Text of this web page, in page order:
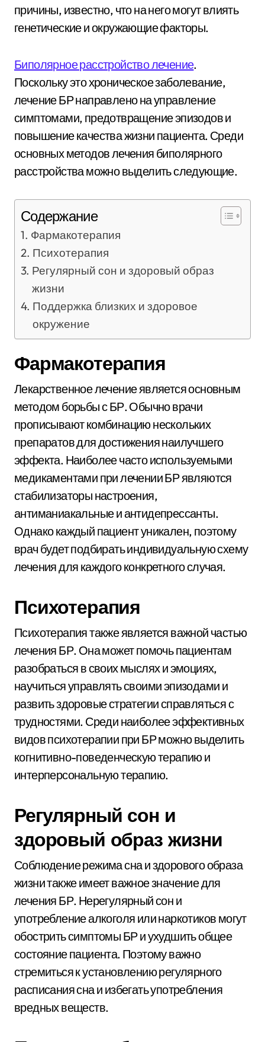
причины, известно, что на него могут влиять
генетические и окружающие факторы.
Биполярное расстройство лечение.
Поскольку это хроническое заболевание,
лечение БР направлено на управление
симптомами, предотвращение эпизодов и
повышение качества жизни пациента. Среди
основных методов лечения биполярного
расстройства можно выделить следующие.
Содержание
Фармакотерапия
Психотерапия
Регулярный сон и здоровый образ
жизни
Поддержка близких и здоровое
окружение
Фармакотерапия
Лекарственное лечение является основным
методом борьбы с БР. Обычно врачи
прописывают комбинацию нескольких
препаратов для достижения наилучшего
эффекта. Наиболее часто используемыми
медикаментами при лечении БР являются
стабилизаторы настроения,
антиманиакальные и антидепрессанты.
Однако каждый пациент уникален, поэтому
врач будет подбирать индивидуальную схему
лечения для каждого конкретного случая.
Психотерапия
Психотерапия также является важной частью
лечения БР. Она может помочь пациентам
разобраться в своих мыслях и эмоциях,
научиться управлять своими эпизодами и
развить здоровые стратегии справляться с
трудностями. Среди наиболее эффективных
видов психотерапии при БР можно выделить
когнитивно-поведенческую терапию и
интерперсональную терапию.
Регулярный сон и
здоровый образ жизни
Соблюдение режима сна и здорового образа
жизни также имеет важное значение для
лечения БР. Нерегулярный сон и
употребление алкоголя или наркотиков могут
обострить симптомы БР и ухудшить общее
состояние пациента. Поэтому важно
стремиться к установлению регулярного
расписания сна и избегать употребления
вредных веществ.